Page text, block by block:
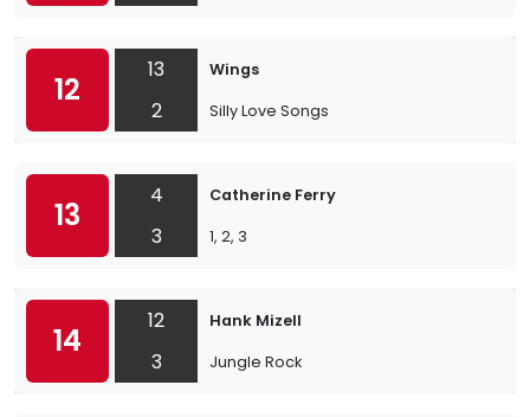
12
13
2
Wings
Silly Love Songs
13
4
3
Catherine Ferry
1, 2, 3
14
12
3
Hank Mizell
Jungle Rock